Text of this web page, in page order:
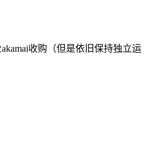
收购（但是依旧保持独立运